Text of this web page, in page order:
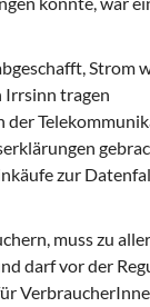
Strom
Irrsinn tragen
der
zur
muss zu
darf vor der